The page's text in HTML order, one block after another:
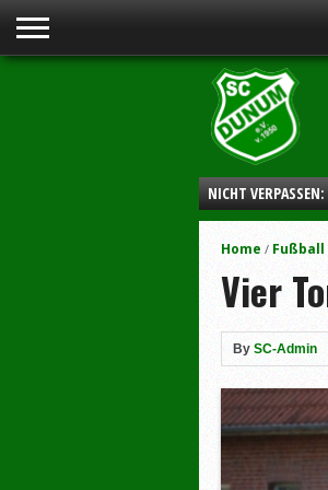
NICHT VERPASSEN:
Home / Fußball
Vier
By SC-Admin